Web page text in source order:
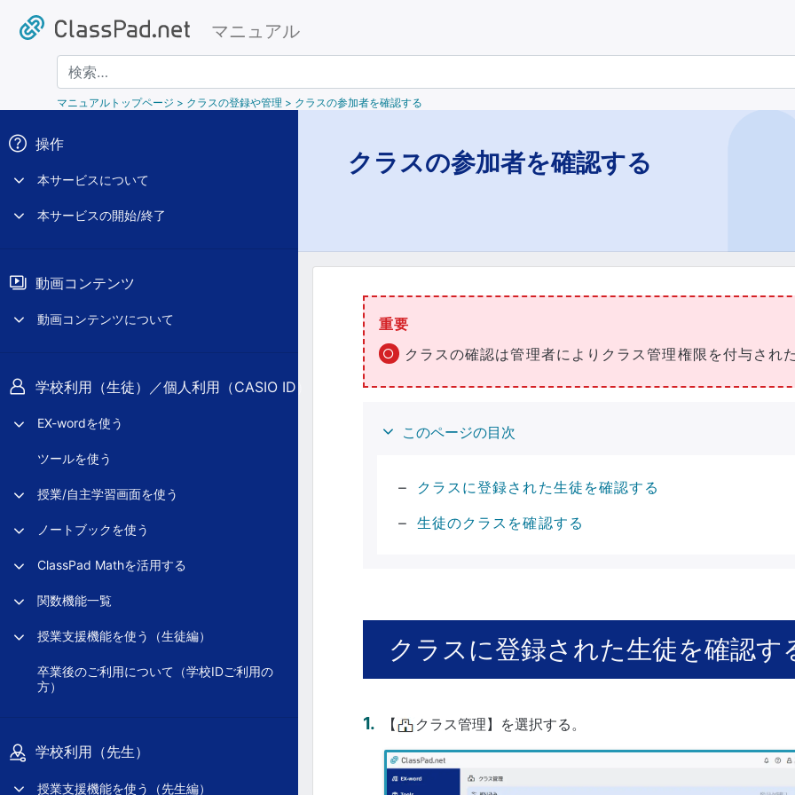
マニュアル
検索
マニュアルトップページ > クラスの登録や管理 > クラスの参加者を確認する
操作
本サービスについて
本サービスの開始/終了
動画コンテンツ
動画コンテンツについて
学校利用（生徒）／個人利用（CASIO ID）
EX-wordを使う
ツールを使う
授業/自主学習画面を使う
ノートブックを使う
ClassPad Mathを活用する
関数機能一覧
授業支援機能を使う（生徒編）
卒業後のご利用について（学校IDご利用の
方）
学校利用（先生）
授業支援機能を使う（先生編）
クラスの参加者を確認する
重要
クラスの確認は管理者によりクラス管理権限を付与され
このページの目次
クラスに登録された生徒を確認する
生徒のクラスを確認する
クラスに登録された生徒を確認す
【 クラス管理】を選択する。